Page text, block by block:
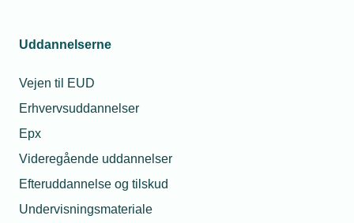
Uddannelserne
Vejen til EUD
Erhvervsuddannelser
Epx
Videregående uddannelser
Efteruddannelse og tilskud
Undervisningsmateriale
Læs mere om samme emne:
Relaterede nyheder